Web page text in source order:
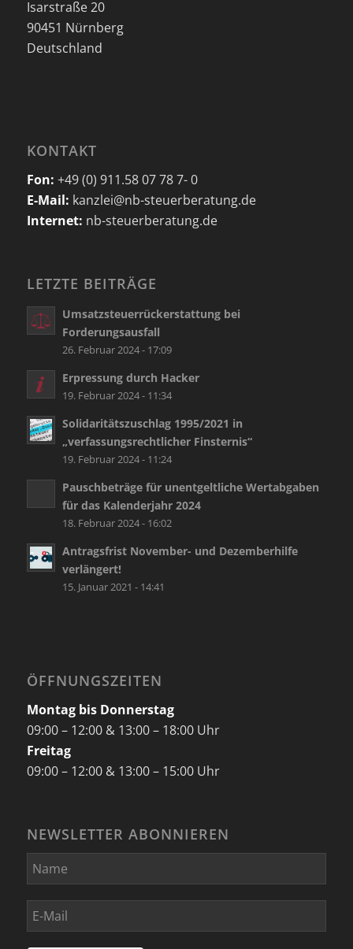
Isarstraße 20
90451 Nürnberg
Deutschland
KONTAKT
Fon: +49 (0) 911.58 07 78 7- 0
E-Mail: kanzlei@nb-steuerberatung.de
Internet: nb-steuerberatung.de
LETZTE BEITRÄGE
Umsatzsteuerrückerstattung bei
Forderungsausfall
26. Februar 2024 - 17:09
Erpressung durch Hacker
19. Februar 2024 - 11:34
Solidaritätszuschlag 1995/2021 in
„verfassungsrechtlicher Finsternis“
19. Februar 2024 - 11:24
Pauschbeträge für unentgeltliche Wertabgaben
für das Kalenderjahr 2024
18. Februar 2024 - 16:02
Antragsfrist November- und Dezemberhilfe
verlängert!
15. Januar 2021 - 14:41
ÖFFNUNGSZEITEN
Montag bis Donnerstag
09:00 – 12:00 & 13:00 – 18:00 Uhr
Freitag
09:00 – 12:00 & 13:00 – 15:00 Uhr
NEWSLETTER ABONNIEREN